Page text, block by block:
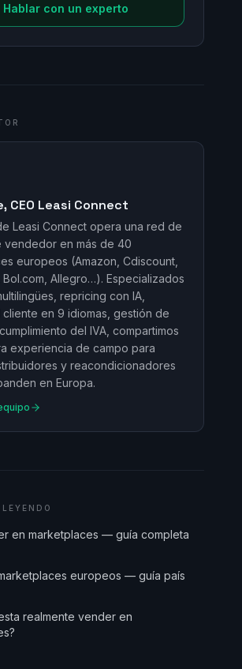
Hablar con un experto
CEO Leasi Connect
Leasi Connect opera una red de
vendedor en más de 40
europeos (Amazon, Cdiscount,
Bol.com, Allegro…). Especializados
repricing con IA,
cliente en 9 idiomas, gestión de
del IVA, compartimos
experiencia de campo para
y reacondicionadores
en Europa.
en marketplaces — guía completa
europeos — guía país
realmente vender en